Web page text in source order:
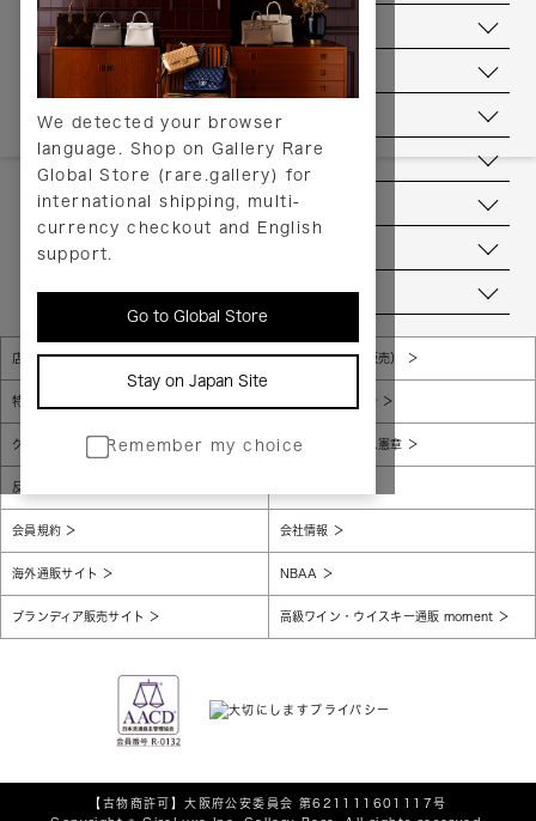
We detected your browser
language. Shop on Gallery Rare
Global Store (rare.gallery) for
international shipping, multi-
currency checkout and English
support.
Go to Global Store
Stay on Japan Site
Remember my choice
配送について
送料について
返品について
ヘルプ
お問い合わせ
当店について
店舗一覧 販売規約（店頭販売）
特定商取引法に基づく表示 個人情報保護方針
グローバルプライバシーポリシー コンプライアンス憲章
反社会的勢力に対する基本方針
会員規約 会社情報
海外通販サイト NBAA
ブランディア販売サイト 高級ワイン・ウイスキー通販 moment
【古物商許可】大阪府公安委員会 第621111601117号